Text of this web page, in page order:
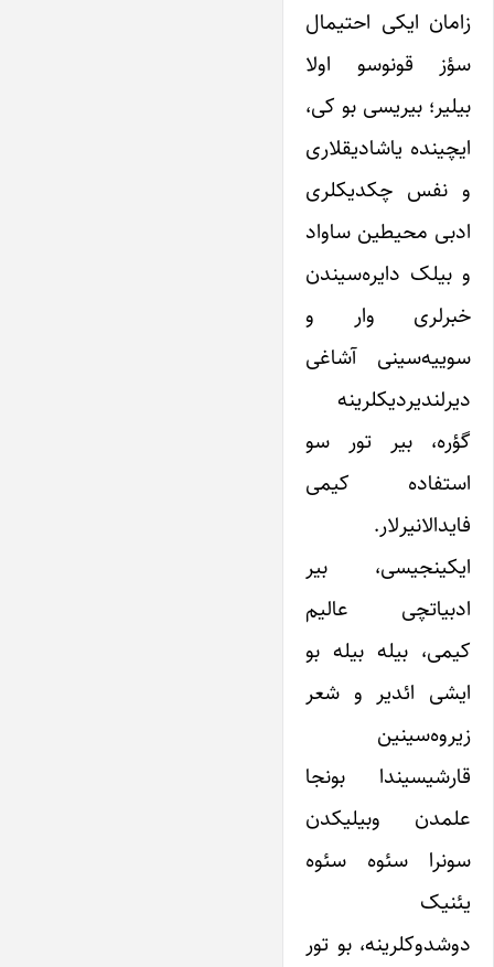
زامان ایکی احتیمال
سؤز قونوسو اولا
بیلیر؛ بیریسی بو کی،
ایچینده یاشادیقلاری
و نفس چکدیکلری
ادبی محیطین ساواد
و بیلک دایره‌سیندن
خبرلری وار و
سوییه‌سینی آشاغی
دیرلندیردیکلرینه
گؤره، بیر تور سو
استفاده کیمی
فایدالانیرلار.
ایکینجیسی، بیر
ادبیاتچی عالیم
کیمی، بیله بیله بو
ایشی ائدیر و شعر
زیروه‌سینین
قارشیسیندا بونجا
علمدن وبیلیکدن
سونرا سئوه سئوه
یئنیک
دوشدوکلرینه، بو تور